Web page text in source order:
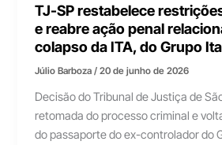
TJ-SP restabelece
e reabre ação penal
colapso da ITA, do Grupo
Júlio Barboza/20 de junho de 2026
Decisão do Tribunal de Justiça de
retomada do processo criminal e
do passaporte do ex-controlador do